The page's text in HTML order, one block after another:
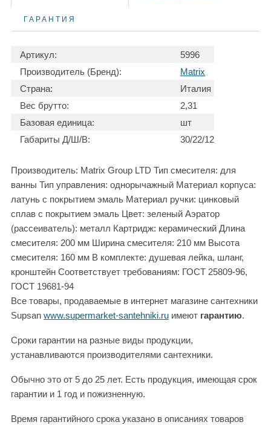
ГАРАНТИЯ
Артикул:
5996
Производитель (Бренд):
Matrix
Страна:
Италия
Вес брутто:
2,31
Базовая единица:
шт
Габариты Д/Ш/В:
30/22/12
Производитель: Matrix Group LTD Тип смесителя: для
ванны Тип управления: однорычажный Материал корпуса:
латунь с покрытием эмаль Материал ручки: цинковый
сплав с покрытием эмаль Цвет: зеленый Аэратор
(рассеиватель): металл Картридж: керамический Длина
смесителя: 200 мм Ширина смесителя: 210 мм Высота
смесителя: 160 мм В комплекте: душевая лейка, шланг,
кронштейн Соответствует требованиям: ГОСТ 25809-96,
ГОСТ 19681-94
Все товары, продаваемые в интернет магазине сантехники
Supsan www.supermarket-santehniki.ru имеют гарантию.
Сроки гарантии на разные виды продукции,
устанавливаются производителями сантехники.
Обычно это от 5 до 25 лет. Есть продукция, имеющая срок
гарантии и 1 год и пожизненную.
Время гарантийного срока указано в описаниях товаров